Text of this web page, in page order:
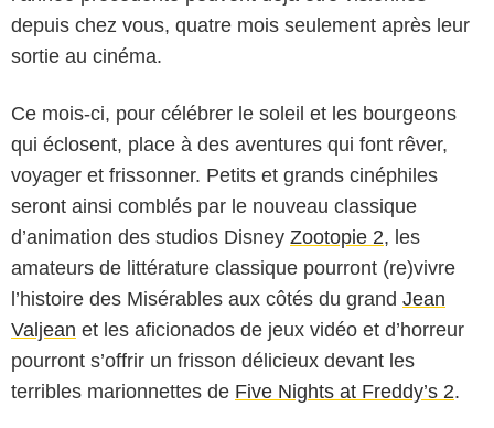
depuis chez vous, quatre mois seulement après leur
sortie au cinéma.
Ce mois-ci, pour célébrer le soleil et les bourgeons
qui éclosent, place à des aventures qui font rêver,
voyager et frissonner. Petits et grands cinéphiles
seront ainsi comblés par le nouveau classique
d’animation des studios Disney Zootopie 2, les
amateurs de littérature classique pourront (re)vivre
l’histoire des Misérables aux côtés du grand Jean
Valjean et les aficionados de jeux vidéo et d’horreur
pourront s’offrir un frisson délicieux devant les
terribles marionnettes de Five Nights at Freddy’s 2.